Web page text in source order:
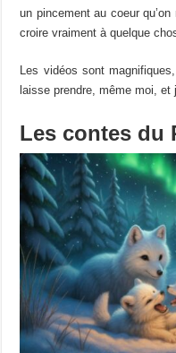
un pincement au coeur
croire vraiment à quelque
Les vidéos sont
laisse prendre, même moi, et
Les contes du